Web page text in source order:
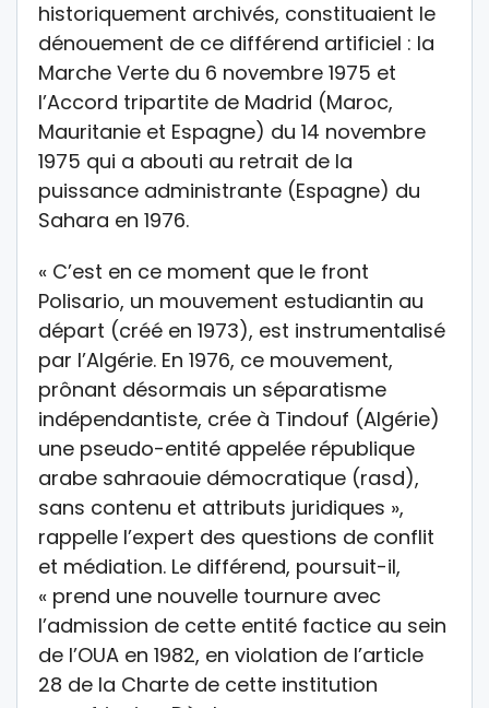
historiquement archivés, constituaient le
dénouement de ce différend artificiel : la
Marche Verte du 6 novembre 1975 et
l’Accord tripartite de Madrid (Maroc,
Mauritanie et Espagne) du 14 novembre
1975 qui a abouti au retrait de la
puissance administrante (Espagne) du
Sahara en 1976.
« C’est en ce moment que le front
Polisario, un mouvement estudiantin au
départ (créé en 1973), est instrumentalisé
par l’Algérie. En 1976, ce mouvement,
prônant désormais un séparatisme
indépendantiste, crée à Tindouf (Algérie)
une pseudo-entité appelée république
arabe sahraouie démocratique (rasd),
sans contenu et attributs juridiques »,
rappelle l’expert des questions de conflit
et médiation. Le différend, poursuit-il,
« prend une nouvelle tournure avec
l’admission de cette entité factice au sein
de l’OUA en 1982, en violation de l’article
28 de la Charte de cette institution